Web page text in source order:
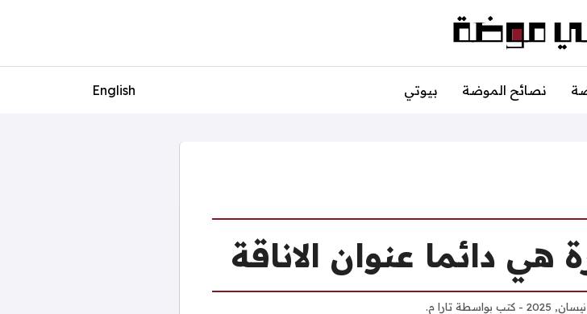
نصائح الموضة بيوتي English
دائما عنوان الاناقة
- كتب بواسطةتارا م.